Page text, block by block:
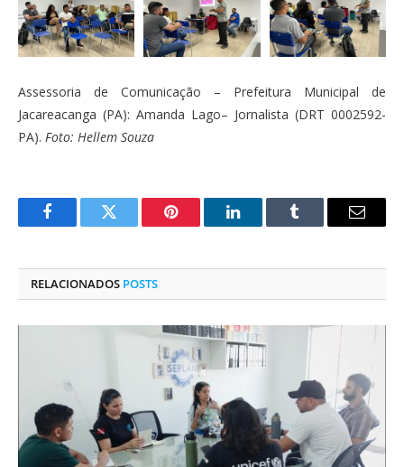
Assessoria de Comunicação – Prefeitura Municipal de
Jacareacanga (PA): Amanda Lago– Jornalista (DRT 0002592-
PA). Foto: Hellem Souza
FacebookTwitter Pinterest O
Tumblr
E-
RELACIONADOS POSTS